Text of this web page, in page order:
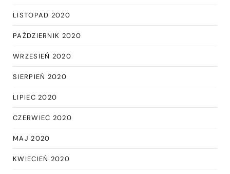
LISTOPAD 2020
PAŹDZIERNIK 2020
WRZESIEŃ 2020
SIERPIEŃ 2020
LIPIEC 2020
CZERWIEC 2020
MAJ 2020
KWIECIEŃ 2020